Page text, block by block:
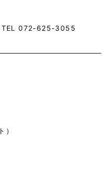
TEL 072-625-3055
）